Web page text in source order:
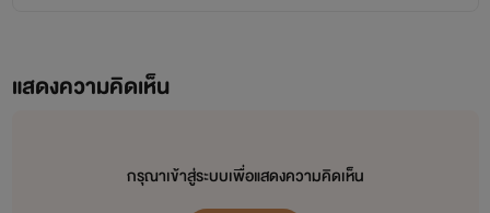
แสดงความคิดเห็น
กรุณาเข้าสู่ระบบเพื่อแสดงความคิดเห็น